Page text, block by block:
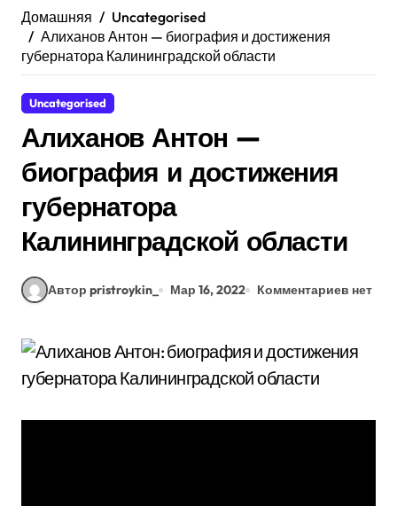
Домашняя
Uncategorised
Алиханов Антон — биография и достижения
губернатора Калининградской области
Uncategorised
Алиханов Антон —
биография и достижения
губернатора
Калининградской области
Автор pristroykin_ Мар 16, 2022 Комментариев нет